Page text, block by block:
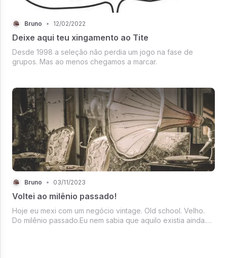
Bruno • 12/02/2022
Deixe aqui teu xingamento ao Tite
Desde 1998 a seleção não perdia um jogo na fase de
grupos. Mas ao menos chegamos a marcar.
Bruno • 03/11/2023
Voltei ao milênio passado!
Hoje eu mexi com um negócio vintage. Old school. Velho.
Do milênio passado.Eu nem sabia que aquilo existia ainda.